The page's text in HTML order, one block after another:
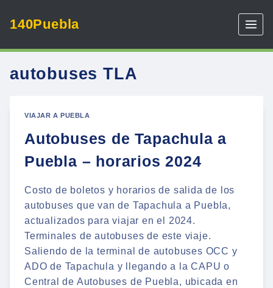
140Puebla
autobuses TLA
VIAJAR A PUEBLA
Autobuses de Tapachula a
Puebla – horarios 2024
Costo de boletos y horarios de salida de los
autobuses que van de Tapachula a Puebla,
actualizados para viajar en el 2024.
Terminales de autobuses de este viaje.
Saliendo de la terminal de autobuses OCC y
ADO de Tapachula y llegando a la CAPU o
Central de Autobuses de Puebla, ubicada en